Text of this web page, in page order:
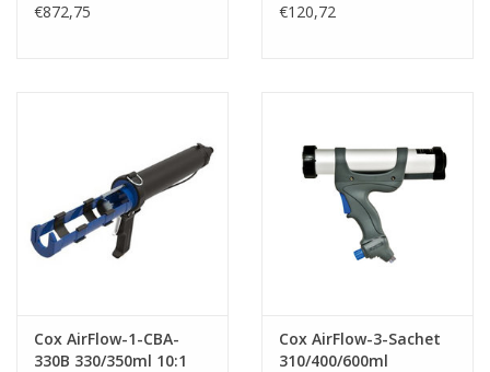
€872,75
€120,72
Cox AirFlow-1-CBA-
330B 330/350ml 10:1
Cox AirFlow-3-Sachet
310/400/600ml